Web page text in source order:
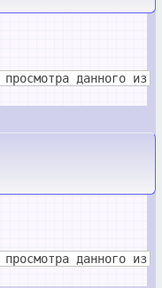
просмотра данного из
просмотра данного из